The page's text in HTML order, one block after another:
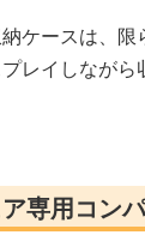
ケースは、
レイしなが
専用コン